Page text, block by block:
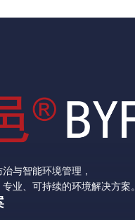
与智能环境管理，
业、可持续的环境解决方案。